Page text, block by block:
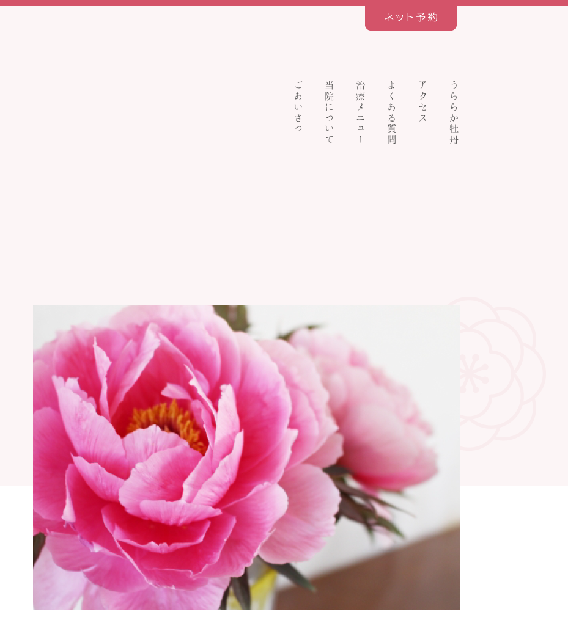
ごあいさつ 当院について 治療メニュー よくある質問 アクセス うららか牡丹